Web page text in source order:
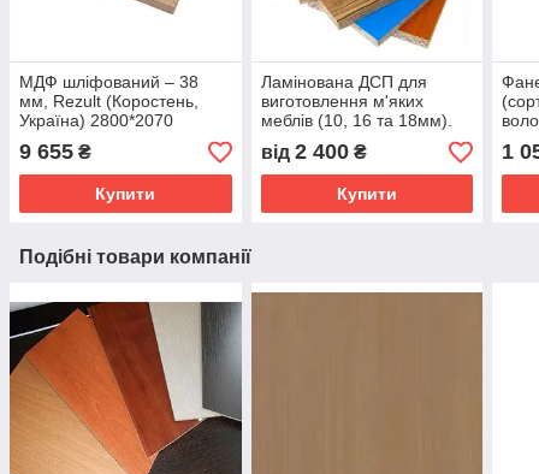
МДФ шліфований ‒ 38
мм, Rezult (Коростень,
Україна) 2800*2070
9 655 ₴
Купити
Ламінована ДСП для
виготовлення м'яких
меблів (10, 16 та 18мм).
Порізка/крайкування.
(Продаж від 3 листів)
від 2 400₴
Купити
1
Подібні товари компанії